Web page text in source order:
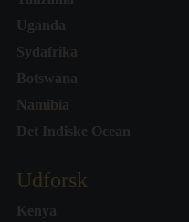
Uganda
Sydafrika
Botswana
Namibia
Det Indiske Ocean
Udforsk
Kenya